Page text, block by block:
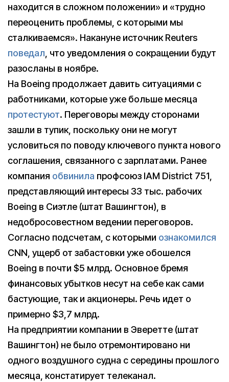
находится в сложном положении» и «трудно
переоценить проблемы, с которыми мы
сталкиваемся». Накануне источник Reuters
поведал, что уведомления о сокращении будут
разосланы в ноябре.
На Boeing продолжает давить ситуациями с
работниками, которые уже больше месяца
протестуют. Переговоры между сторонами
зашли в тупик, поскольку они не могут
условиться по поводу ключевого пункта нового
соглашения, связанного с зарплатами. Ранее
компания обвинила профсоюз IAM District 751,
представляющий интересы 33 тыс. рабочих
Boeing в Сиэтле (штат Вашингтон), в
недобросовестном ведении переговоров.
Согласно подсчетам, с которыми ознакомился
CNN, ущерб от забастовки уже обошелся
Boeing в почти $5 млрд. Основное бремя
финансовых убытков несут на себе как сами
бастующие, так и акционеры. Речь идет о
примерно $3,7 млрд.
На предприятии компании в Эверетте (штат
Вашингтон) не было отремонтировано ни
одного воздушного судна с середины прошлого
месяца, констатирует телеканал.